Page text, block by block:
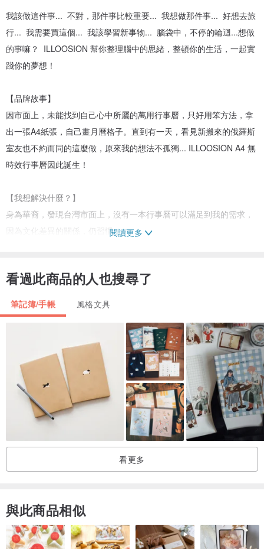
我該做這件事... 不對，那件事比較重要... 我想做那件事... 好想去旅
行... 我需要買這個... 我該學習新事物... 腦袋中，不停的輪迴...想做
的事嘛？ ILLOOSION 幫你整理腦中的思緒，整頓你的生活，一起實
踐你的夢想！
【品牌故事】
因市面上，未能找到自己心中所屬的萬用行事曆，只好用笨方法，拿
出一張A4紙張，自己畫月曆格子。直到有一天，看見新搬來的俄羅斯
室友也不約而同的這麼做，原來我的想法不孤獨... ILLOOSION A4 無
時效行事曆因此誕生！
【我想解決什麼？】
身為華裔，發現台灣市面上，沒有一本行事曆可以滿足到我的需求，
因為文化差異的關係，仍習慣...
正常紙張的規格呢？
4. 市面上的封面設計，不是很花俏，就是最少都會有Logo壓在上面，
素面真的非常稀少，就算是素面，內頁的設計仍不符合自己的使用需
5. 台灣市面上的內容大多會增加“農民曆的日期”，但事實上，現代人
並不會去使用，因此如果去掉，能讓多餘的空間騰出來
【內頁樣式】
夢想欄 ｜ Future Plans
‧ 習慣養成 ｜ Habit Tracker
‧ 週計畫 ｜ Weekly Planner
‧ 四分隔 ｜ Horizontal & Vertical Axis
閱讀更多
看過此商品的人也搜尋了
筆記簿/手帳 風格文具
看更多
與此商品相似